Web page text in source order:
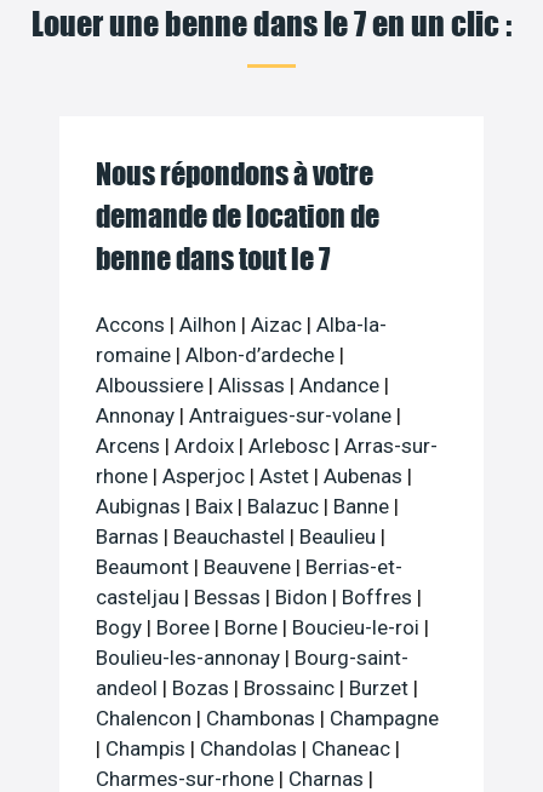
Louer une benne dans le 7 en un clic :
Nous répondons à votre
demande de location de
benne dans tout le 7
Accons | Ailhon | Aizac | Alba-la-
romaine | Albon-d’ardeche |
Alboussiere | Alissas | Andance |
Annonay | Antraigues-sur-volane |
Arcens | Ardoix | Arlebosc | Arras-sur-
rhone | Asperjoc | Astet | Aubenas |
Aubignas | Baix | Balazuc | Banne |
Barnas | Beauchastel | Beaulieu |
Beaumont | Beauvene | Berrias-et-
casteljau | Bessas | Bidon | Boffres |
Bogy | Boree | Borne | Boucieu-le-roi |
Boulieu-les-annonay | Bourg-saint-
andeol | Bozas | Brossainc | Burzet |
Chalencon | Chambonas | Champagne
| Champis | Chandolas | Chaneac |
Charmes-sur-rhone | Charnas |